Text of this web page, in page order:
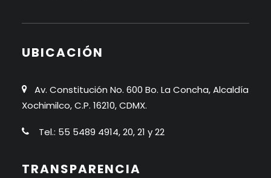
UBICACIÓN
Av. Constitución No. 600 Bo. La Concha, Alcaldía
Xochimilco, C.P. 16210, CDMX.
Tel.: 55 5489 4914, 20, 21 y 22
TRANSPARENCIA